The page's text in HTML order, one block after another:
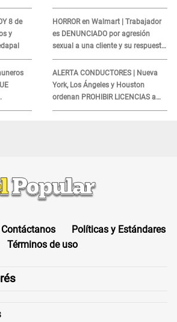
8 de
y
HORROR en Walmart | Trabajador
es DENUNCIADO por agresión
sexual a una cliente y su respuesta
INDIGNÓ A TODOS
ALERTA CONDUCTORES | Nueva
York, Los Ángeles y Houston
ordenan PROHIBIR LICENCIAS a
quienes no presenten ESTE
Contáctanos
Políticas y Estándares
Términos de uso